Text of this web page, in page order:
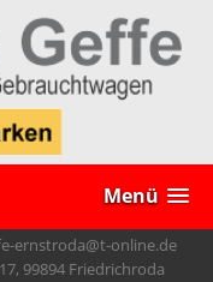
Menü
ernstroda@t-online.de
99894 Friedrichroda